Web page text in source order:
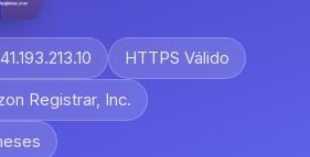
HTTPS Válido
Registrar, Inc.